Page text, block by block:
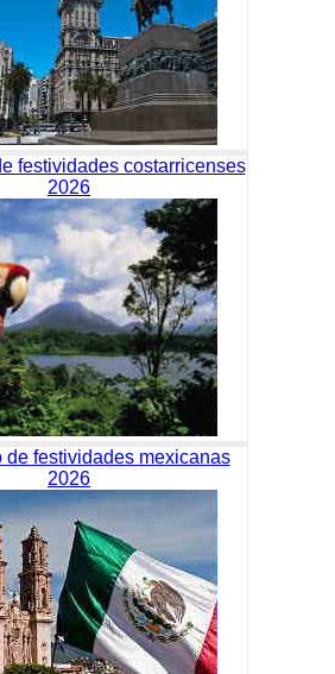
festividades costarricenses
2026
de festividades mexicanas
2026